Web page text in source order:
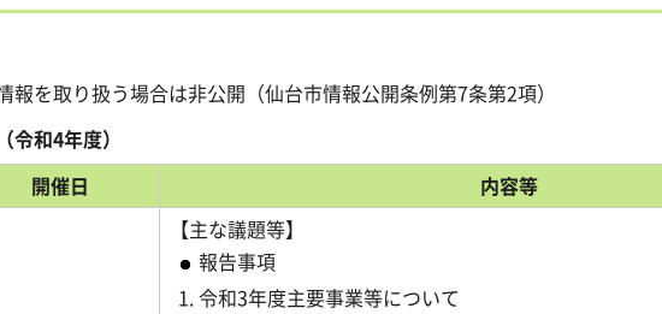
を取り扱う場合は非公開（仙台市情報公開条例第7条第2項）
令和4年度）
開催日 内容等
【主な議題等】
報告事項
令和3年度主要事業等について